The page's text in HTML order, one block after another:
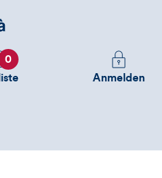
0
Melden
Sie
Anmelden